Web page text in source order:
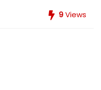
9Views